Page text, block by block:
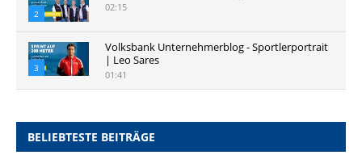
2
02:15
3
Volksbank Unternehmerblog - Sportlerportrait
| Leo Sares
01:41
BELIEBTESTE BEITRÄGE